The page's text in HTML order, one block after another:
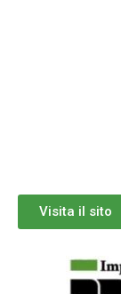
Visita il sito